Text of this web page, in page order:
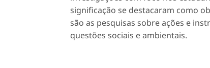
significação se destacaram como
são as pesquisas sobre ações e
questões sociais e ambientais.